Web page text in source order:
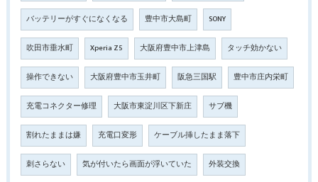
バッテリーがすぐになくなる 豊中市大島町 SONY
吹田市垂水町 Xperia Z5 大阪府豊中市上津島 タッチ効かない
操作できない 大阪府豊中市玉井町 阪急三国駅 豊中市庄内栄町
充電コネクター修理 大阪市東淀川区下新庄 サブ機
割れたままは嫌 充電口変形 ケーブル挿したまま落下
刺さらない 気が付いたら画面が浮いていた 外装交換